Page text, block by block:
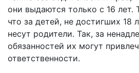
они выдаются только с 16 лет.
что за детей, не достигших 18
несут родители. Так, за
обязанностей их могут
ответственности.